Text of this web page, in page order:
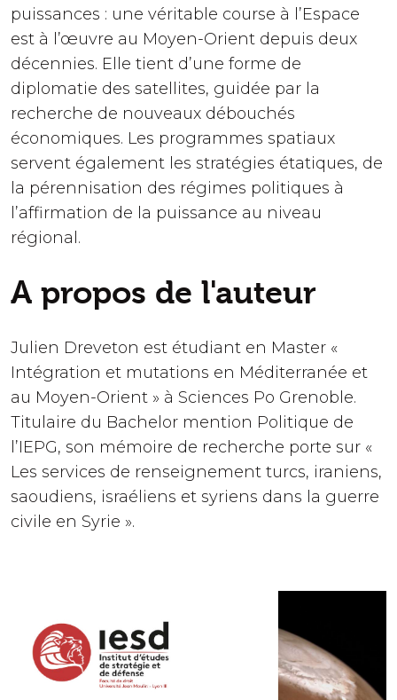
puissances : une véritable course à l’Espace
est à l’œuvre au Moyen-Orient depuis deux
décennies. Elle tient d’une forme de
diplomatie des satellites, guidée par la
recherche de nouveaux débouchés
économiques. Les programmes spatiaux
servent également les stratégies étatiques, de
la pérennisation des régimes politiques à
l’affirmation de la puissance au niveau
régional.
A propos de l'auteur
Julien Dreveton est étudiant en Master «
Intégration et mutations en Méditerranée et
au Moyen-Orient » à Sciences Po Grenoble.
Titulaire du Bachelor mention Politique de
l’IEPG, son mémoire de recherche porte sur «
Les services de renseignement turcs, iraniens,
saoudiens, israéliens et syriens dans la guerre
civile en Syrie ».